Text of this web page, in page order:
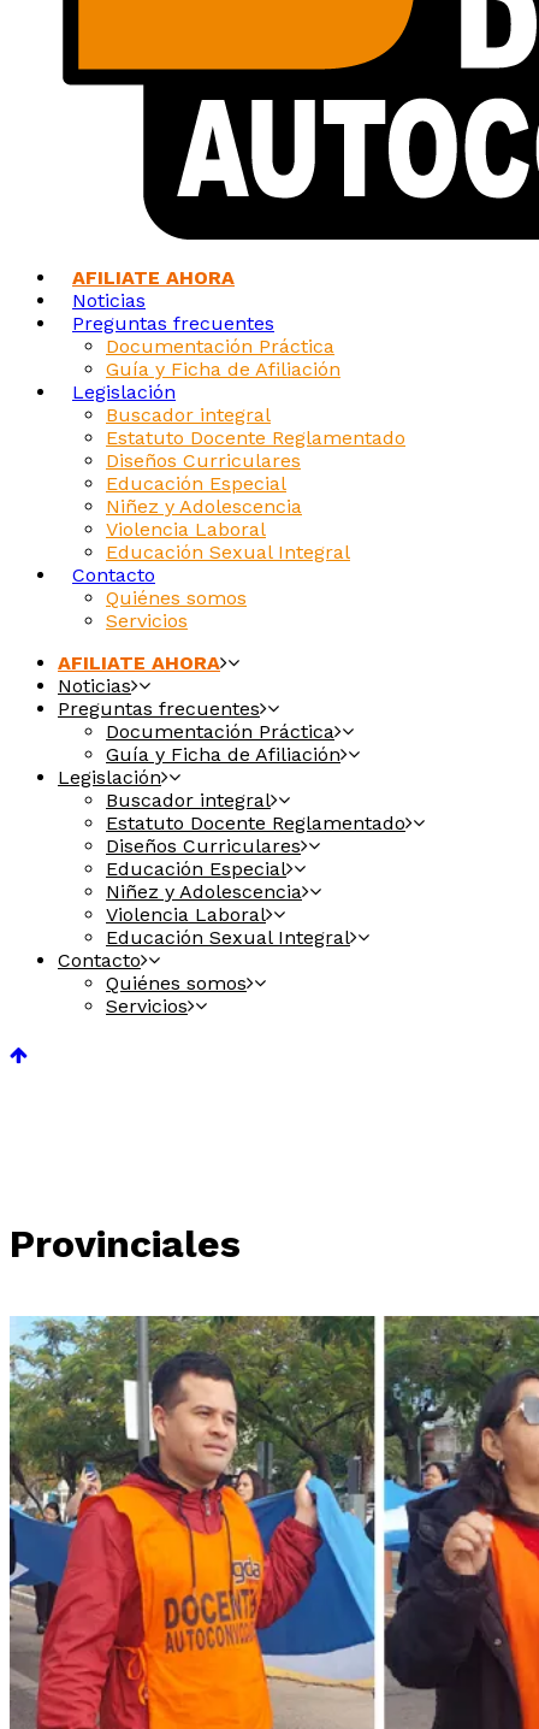
AFILIATE AHORA
Noticias
Preguntas frecuentes
Documentación Práctica
Guía y Ficha de Afiliación
Legislación
Buscador integral
Estatuto Docente Reglamentado
Diseños Curriculares
Educación Especial
Niñez y Adolescencia
Violencia Laboral
Educación Sexual Integral
Contacto
Quiénes somos
Servicios
AFILIATE AHORA
Noticias
Preguntas frecuentes
Documentación Práctica
Guía y Ficha de Afiliación
Legislación
Buscador integral
Estatuto Docente Reglamentado
Diseños Curriculares
Educación Especial
Niñez y Adolescencia
Violencia Laboral
Educación Sexual Integral
Contacto
Quiénes somos
Servicios
Provinciales